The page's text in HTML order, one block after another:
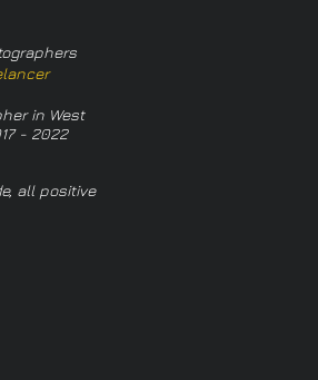
in West
- 2022
all positive